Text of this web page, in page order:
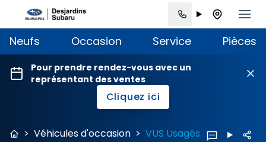
Neufs Occasion Service Pièces
Pour prendre rendez-vous avec un
représentant des ventes
Cliquez ici
> Véhicules d'occasion > VUS Usagés